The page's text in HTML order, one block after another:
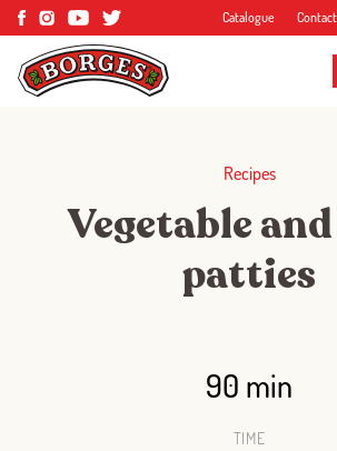
Catalogue Contact
Recipes
Vegetable
patties
90 min
TIME